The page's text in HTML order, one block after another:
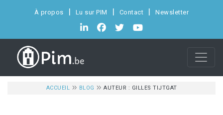
À propos Lu sur PIM Contact Newsletter
ACCUEIL BLOG AUTEUR : GILLES TIJTGAT